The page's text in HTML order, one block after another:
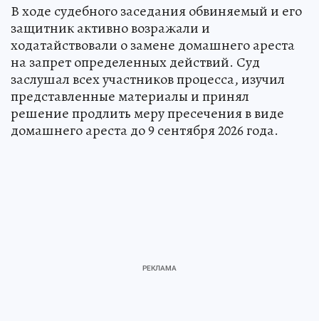
В ходе судебного заседания обвиняемый и его
защитник активно возражали и
ходатайствовали о замене домашнего ареста
на запрет определенных действий. Суд
заслушал всех участников процесса, изучил
представленные материалы и принял
решение продлить меру пресечения в виде
домашнего ареста до 9 сентября 2026 года.